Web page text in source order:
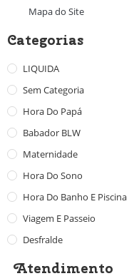
Mapa do Site
Categorias
LIQUIDA
Sem Categoria
Hora Do Papá
Babador BLW
Maternidade
Hora Do Sono
Hora Do Banho E Piscina
Viagem E Passeio
Desfralde
Atendimento